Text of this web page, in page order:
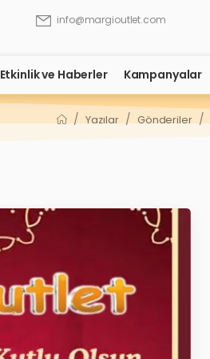
info@margioutlet.com
Etkinlik ve Haberler Kampanyalar
/ Yazılar / Gönderiler /